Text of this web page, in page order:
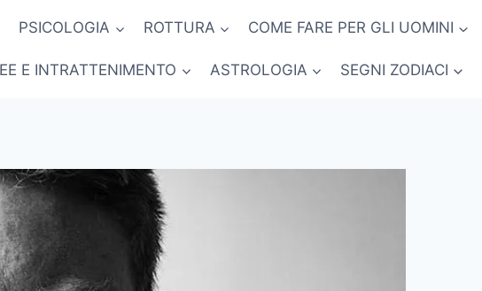
PSICOLOGIA ROTTURA COME FARE PER GLI UOMINI
E INTRATTENIMENTO ASTROLOGIA SEGNI ZODIACI